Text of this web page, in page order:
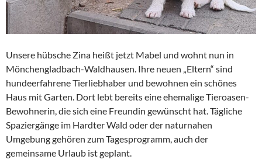
Unsere hübsche Zina heißt jetzt Mabel und wohnt nun in
Mönchengladbach-Waldhausen. Ihre neuen „Eltern“ sind
hundeerfahrene Tierliebhaber und bewohnen ein schönes
Haus mit Garten. Dort lebt bereits eine ehemalige Tieroasen-
Bewohnerin, die sich eine Freundin gewünscht hat. Tägliche
Spaziergänge im Hardter Wald oder der naturnahen
Umgebung gehören zum Tagesprogramm, auch der
gemeinsame Urlaub ist geplant.